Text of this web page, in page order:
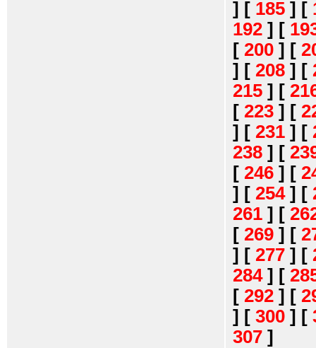
] [ 185 ] [
192 ] [
[ 200 ] [
] [ 208 ] [
215 ] [
[ 223 ] [
] [ 231 ] [
238 ] [
[ 246 ] [
] [ 254] [
261 ] [
[ 269 ] [
] [ 277 ] [
284] [
[ 292 ] [
] [ 300 ] [
307 ]